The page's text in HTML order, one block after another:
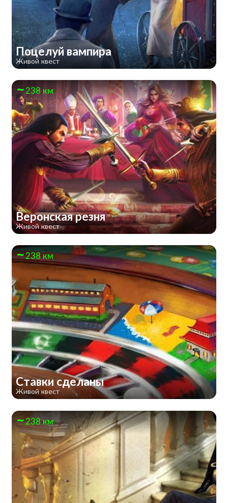
Поцелуй вампира
Живой квест
238 км
Веронская резня
Живой квест
238 км
Ставки сделаны
Живой квест
238 км